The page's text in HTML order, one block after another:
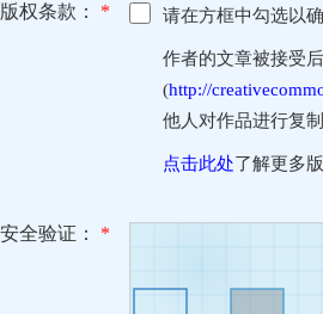
版权条款： * 请在方框中勾选以
作者的文章被接受
(http://
他人对作品进行复
点击此处了解更多
安全验证： *